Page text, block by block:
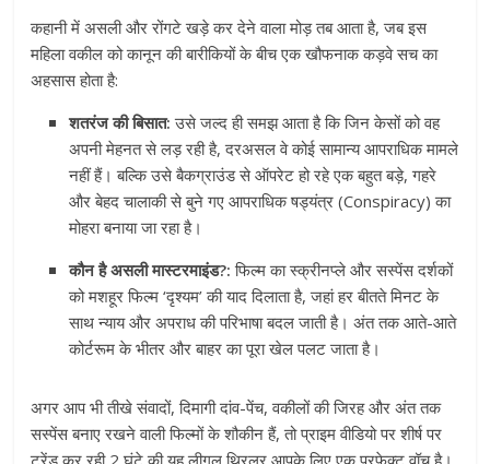
कहानी में असली और रोंगटे खड़े कर देने वाला मोड़ तब आता है, जब इस
महिला वकील को कानून की बारीकियों के बीच एक खौफनाक कड़वे सच का
अहसास होता है:
शतरंज की बिसात: उसे जल्द ही समझ आता है कि जिन केसों को वह
अपनी मेहनत से लड़ रही है, दरअसल वे कोई सामान्य आपराधिक मामले
नहीं हैं। बल्कि उसे बैकग्राउंड से ऑपरेट हो रहे एक बहुत बड़े, गहरे
और बेहद चालाकी से बुने गए आपराधिक षड्यंत्र (Conspiracy) का
मोहरा बनाया जा रहा है।
कौन है असली मास्टरमाइंड?: फिल्म का स्क्रीनप्ले और सस्पेंस दर्शकों
को मशहूर फिल्म ‘दृश्यम’ की याद दिलाता है, जहां हर बीतते मिनट के
साथ न्याय और अपराध की परिभाषा बदल जाती है। अंत तक आते-आते
कोर्टरूम के भीतर और बाहर का पूरा खेल पलट जाता है।
अगर आप भी तीखे संवादों, दिमागी दांव-पेंच, वकीलों की जिरह और अंत तक
सस्पेंस बनाए रखने वाली फिल्मों के शौकीन हैं, तो प्राइम वीडियो पर शीर्ष पर